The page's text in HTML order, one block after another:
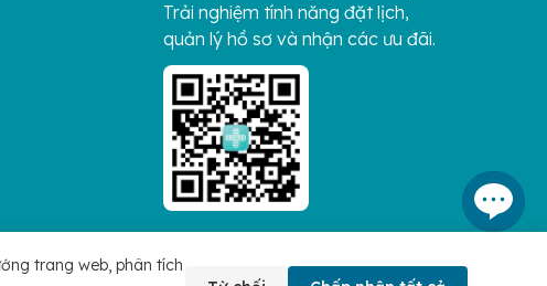
Trải nghiệm tính năng đặt lịch,
quản lý hồ sơ và nhận các ưu đãi.
trang web, phân tích